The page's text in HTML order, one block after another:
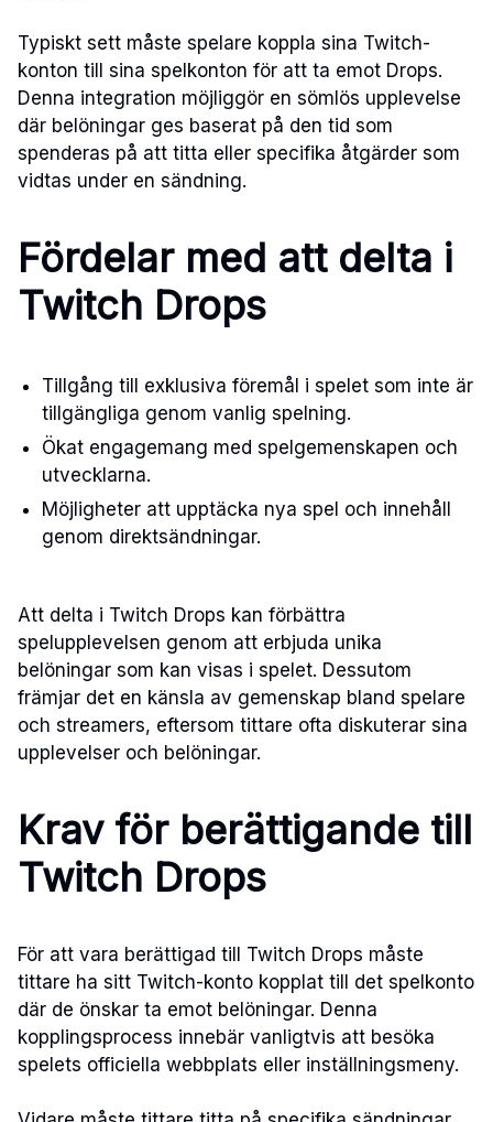
Typiskt sett måste spelare koppla sina Twitch-
konton till sina spelkonton för att ta emot Drops.
Denna integration möjliggör en sömlös upplevelse
där belöningar ges baserat på den tid som
spenderas på att titta eller specifika åtgärder som
vidtas under en sändning.
Fördelar med att delta i
Twitch Drops
Tillgång till exklusiva föremål i spelet som inte är
tillgängliga genom vanlig spelning.
Ökat engagemang med spelgemenskapen och
utvecklarna.
Möjligheter att upptäcka nya spel och innehåll
genom direktsändningar.
Att delta i Twitch Drops kan förbättra
spelupplevelsen genom att erbjuda unika
belöningar som kan visas i spelet. Dessutom
främjar det en känsla av gemenskap bland spelare
och streamers, eftersom tittare ofta diskuterar sina
upplevelser och belöningar.
Krav för berättigande till
Twitch Drops
För att vara berättigad till Twitch Drops måste
tittare ha sitt Twitch-konto kopplat till det spelkonto
där de önskar ta emot belöningar. Denna
kopplingsprocess innebär vanligtvis att besöka
spelets officiella webbplats eller inställningsmeny.